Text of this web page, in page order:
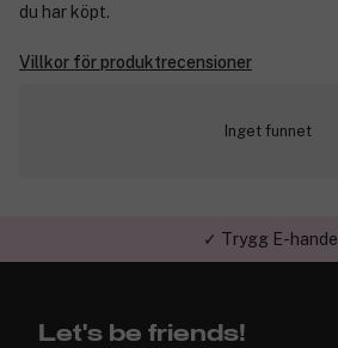
du har köpt.
Villkor för produktrecensioner
Inget funnet
✓ Trygg E-handel
Let's be friends!